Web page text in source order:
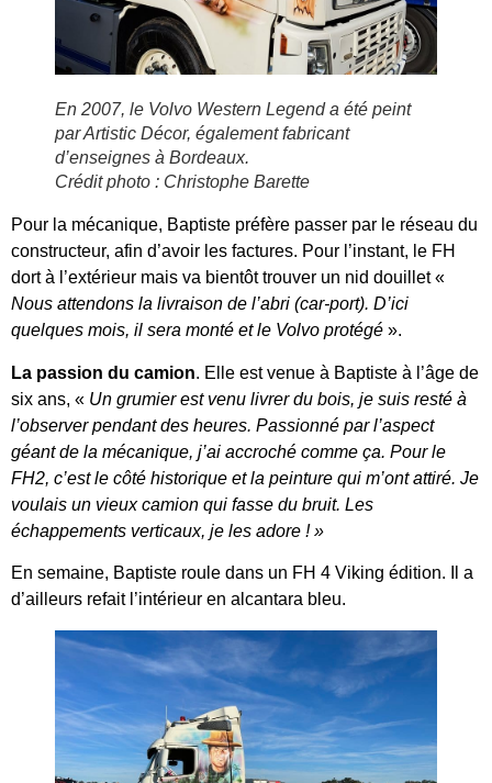
En 2007, le Volvo Western Legend a été peint
par Artistic Décor, également fabricant
d’enseignes à Bordeaux.
Crédit photo : Christophe Barette
Pour la mécanique, Baptiste préfère passer par le réseau du
constructeur, afin d’avoir les factures. Pour l’instant, le FH
dort à l’extérieur mais va bientôt trouver un nid douillet «
Nous attendons la livraison de l’abri (car-port). D’ici
quelques mois, il sera monté et le Volvo protégé ».
La passion du camion. Elle est venue à Baptiste à l’âge de
six ans, « Un grumier est venu livrer du bois, je suis resté à
l’observer pendant des heures. Passionné par l’aspect
géant de la mécanique, j’ai accroché comme ça. Pour le
FH2, c’est le côté historique et la peinture qui m’ont attiré. Je
voulais un vieux camion qui fasse du bruit. Les
échappements verticaux, je les adore ! »
En semaine, Baptiste roule dans un FH 4 Viking édition. Il a
d’ailleurs refait l’intérieur en alcantara bleu.